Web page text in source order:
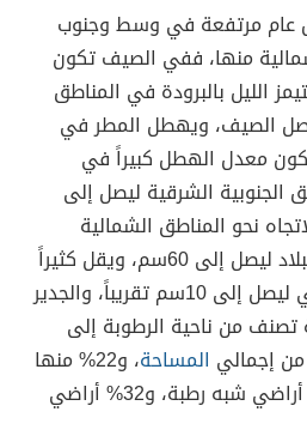
عام مرتفعة في وسط وجنوب
منها، ففي الصيف تكون
الليل بالبرودة في المناطق
الصيف، ويهطل المطر في
معدل الهطل كبيراً في
الجنوبية الشرقية ليصل إلى
نحو المناطق الشمالية
والشمالية الشرقية من البلاد ليصل إلى 60سم، ويقل كثيراً
بالتجاه نحو الشمال الغربي ليصل إلى 10سم تقريباً، والجدير
تصنف من ناحية الرطوبة إلى
المساحة
، و22% منها
أراضي جافة، و15% منها أراضي شبه رطبة، و32% أراضي